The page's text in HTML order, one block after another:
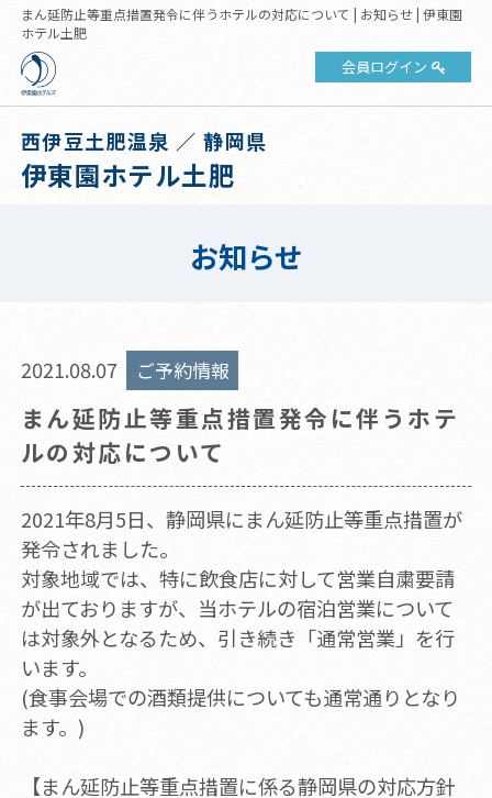
まん延防止等重点措置発令に伴うホテルの対応について | お知らせ | 伊東園
ホテル土肥
会員ログイン
西伊豆土肥温泉 ／ 静岡県
伊東園ホテル土肥
お知らせ
2021.08.07 ご予約情報
まん延防止等重点措置発令に伴うホテ
ルの対応について
2021年8月5日、静岡県にまん延防止等重点措置が
発令されました。
対象地域では、特に飲食店に対して営業自粛要請
が出ておりますが、当ホテルの宿泊営業について
は対象外となるため、引き続き「通常営業」を行
います。
(食事会場での酒類提供についても通常通りとなり
ます。)
【まん延防止等重点措置に係る静岡県の対応方針